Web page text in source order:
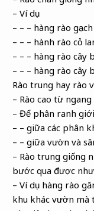
– Ví dụ
– – – hàng rào
– – – hành rào cỏ
– – – hàng rào cây
– – – hàng rào cây
Rào trung hay rào
– Rào cao từ
– Để phân ranh giới
– – giữa các phân
– – giữa vườn và
– Rào trung giống
bước qua được
– Ví dụ hàng rào
khu khác vườn mà